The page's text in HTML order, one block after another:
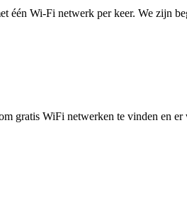
één Wi-Fi netwerk per keer. We zijn
gratis WiFi netwerken te vinden en